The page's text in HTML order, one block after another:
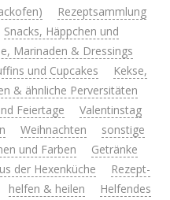
Rezeptsammlung
Snacks, Häppchen und
Marinaden & Dressings
und Cupcakes
Kekse,
& ähnliche Perversitäten
Feiertage
Valentinstag
Weihnachten
sonstige
und Farben
Getränke
der Hexenküche
Rezept-
helfen & heilen
Helfendes